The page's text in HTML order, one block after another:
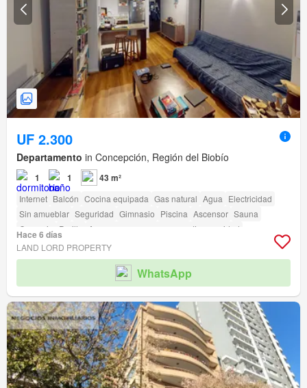
UF 2.300
Departamento in Concepción, Región del Biobío
1 1 43 m²
Internet Balcón Cocina equipada Gas natural Agua Electricidad
Sin amueblar Seguridad Gimnasio Piscina Ascensor Sauna
Conserje Parilla Acceso para personas con discapacidad
Hace 6 días
LAND LORD PROPERTY
WhatsApp